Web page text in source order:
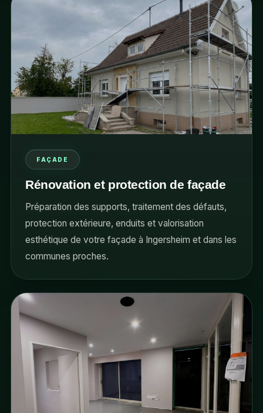
FAÇADE
Rénovation et protection de façade
Préparation des supports, traitement des défauts,
protection extérieure, enduits et valorisation
esthétique de votre façade à Ingersheim et dans les
communes proches.